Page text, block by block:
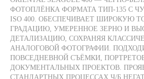
ФОТОПЛЁНКА ФОРМАТА ТИП-135 С
ISO 400. ОБЕСПЕЧИВАЕТ ШИРОКУЮ
ГРАДАЦИЮ, УМЕРЕННОЕ ЗЕРНО И
ДЕТАЛИЗАЦИЮ, СОХРАНЯЯ
АНАЛОГОВОЙ ФОТОГРАФИИ.
ПОВСЕДНЕВНОЙ СЪЁМКИ,
ДОКУМЕНТАЛЬНЫХ ПРОЕКТОВ.
СТАНДАРТНЫХ ПРОЦЕССАХ Ч/Б